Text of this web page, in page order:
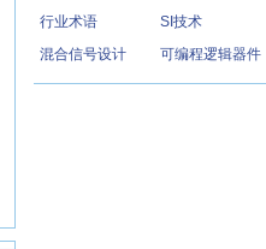
行业术语
SI技术
混合信号设计
可编程逻辑器件